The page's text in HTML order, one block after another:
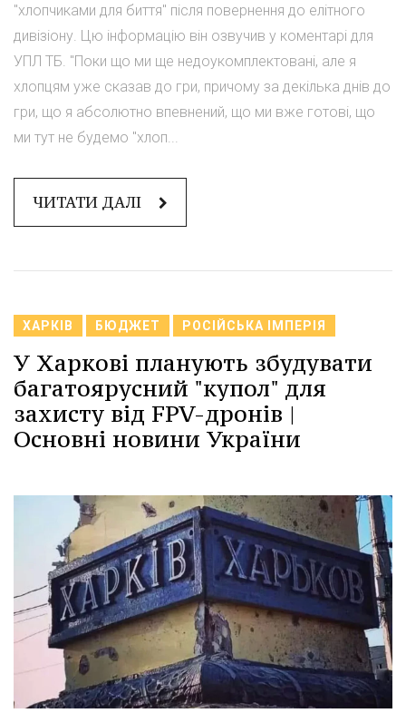
"хлопчиками для биття" після повернення до елітного
дивізіону. Цю інформацію він озвучив у коментарі для
УПЛ ТБ. "Поки що ми ще недоукомплектовані, але я
хлопцям уже сказав до гри, причому за декілька днів до
гри, що я абсолютно впевнений, що ми вже готові, що
ми тут не будемо "хлоп...
ЧИТАТИ ДАЛІ
ХАРКІВ БЮДЖЕТ РОСІЙСЬКА ІМПЕРІЯ
У Харкові планують збудувати
багатоярусний "купол" для
захисту від FPV-дронів |
Основні новини України